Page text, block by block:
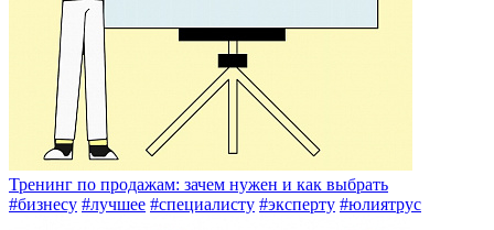
Тренинг по продажам: зачем нужен и как выбрать
#бизнесу #лучшее #специалисту #эксперту #юлиятрус